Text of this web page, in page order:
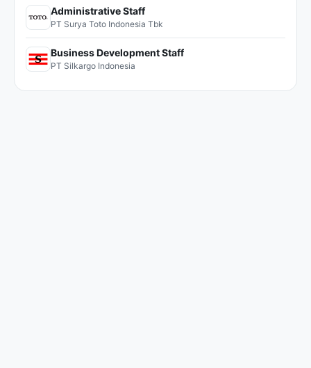
Administrative Staff
PT Surya Toto Indonesia Tbk
Business Development Staff
PT Silkargo Indonesia